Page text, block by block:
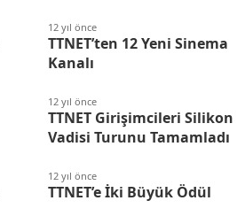
12 yıl önce
TTNET’ten 12 Yeni Sinema
Kanalı
12 yıl önce
TTNET Girişimcileri Silikon
Vadisi Turunu Tamamladı
12 yıl önce
TTNET’e İki Büyük Ödül